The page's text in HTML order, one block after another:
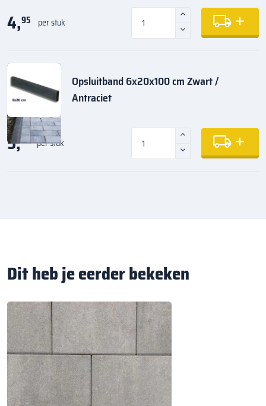
4,95 per stuk
Opsluitband 6x20x100 cm Zwart /
Antraciet
5,35 per stuk
Dit heb je eerder bekeken